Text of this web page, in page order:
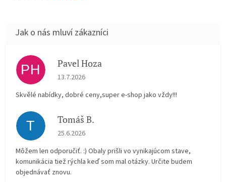
PH Pavel Hoza
Hodnocení obchodu je 5 z 5 hvězdiček.
13.7.2026
Skvělé nabídky, dobré ceny,super e-shop jako vždy!!!
T Tomáš B.
Hodnocení obchodu je 5 z 5 hvězdiček.
25.6.2026
Môžem len odporučiť. :) Obaly prišli vo vynikajúcom stave,
komunikácia tiež rýchla keď som mal otázky. Určite budem
objednávať znovu.